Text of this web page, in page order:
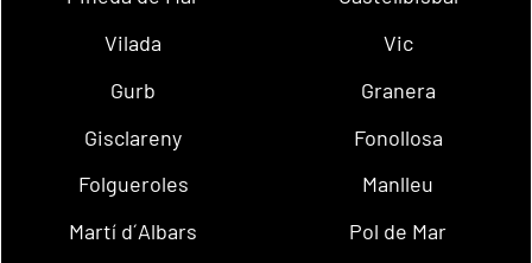
Vilada
Vic
Gurb
Granera
Gisclareny
Fonollosa
Folgueroles
Manlleu
Martí d´Albars
Pol de Mar